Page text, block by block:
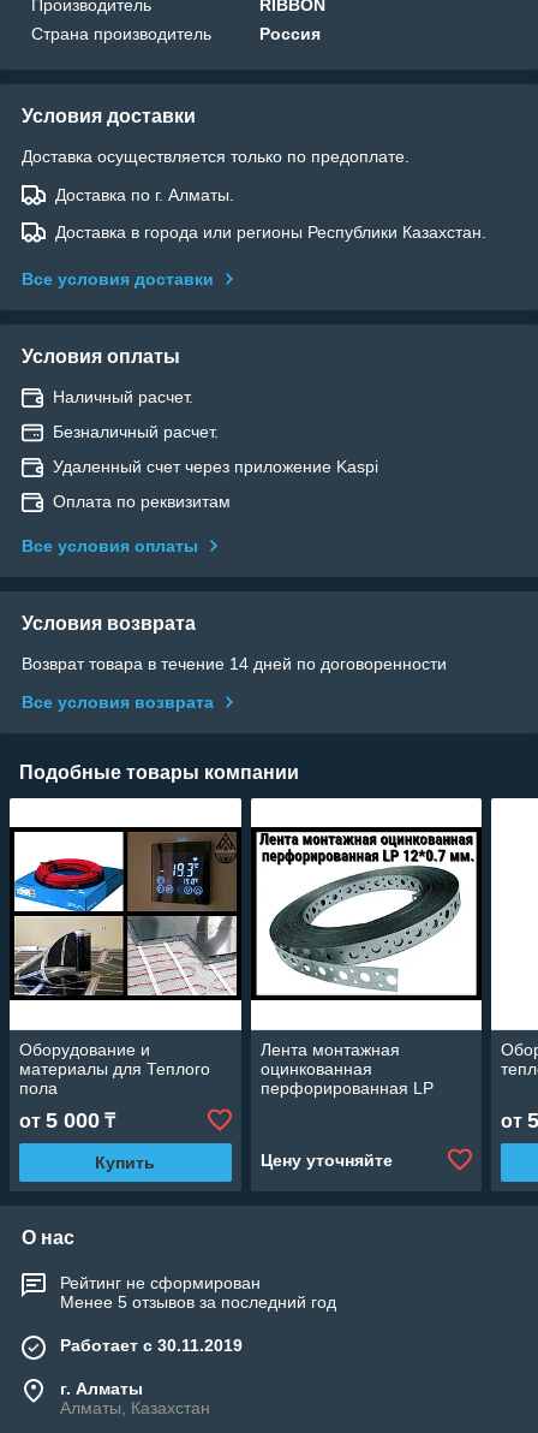
Производитель
RIBBON
Страна производитель
Россия
Условия доставки
Доставка осуществляется только по предоплате.
Доставка по г. Алматы.
Доставка в города или регионы Республики Казахстан.
Все условия доставки
Условия оплаты
Наличный расчет.
Безналичный расчет.
Удаленный счет через приложение Kaspi
Оплата по реквизитам
Все условия оплаты
Условия возврата
Возврат товара в течение 14 дней по договоренности
Все условия возврата
Подобные товары компании
Оборудование и
материалы для Теплого
пола
от 5 000 ₸
Купить
Лента монтажная
оцинкованная
перфорированная LP
Цену уточняйте
от
О нас
Рейтинг не сформирован
Менее 5 отзывов за последний год
Работает с 30.11.2019
г. Алматы
Алматы, Казахстан